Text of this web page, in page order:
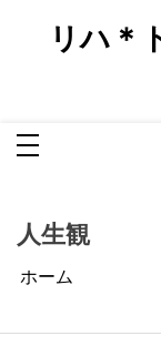
リハ＊
人生観
ホーム